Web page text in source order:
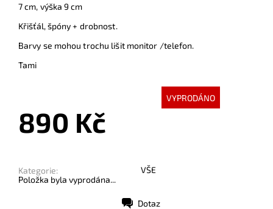
7 cm, výška 9 cm
Křišťál, špóny + drobnost.
Barvy se mohou trochu lišit monitor /telefon.
Tami
VYPRODÁNO
890 Kč
Kategorie:
VŠE
Položka byla vyprodána...
Dotaz